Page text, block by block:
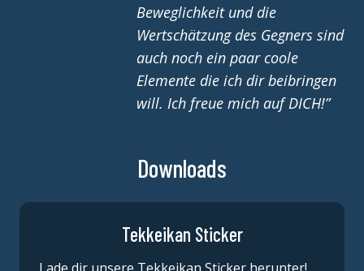
Beweglichkeit und die
Wertschätzung des Gegners sind
auch noch ein paar coole
Elemente die ich dir beibringen
will. Ich freue mich auf DICH!”
Downloads
Tekkeikan Sticker